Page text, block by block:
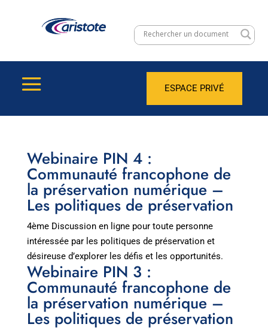
ESPACE PRIVÉ
Webinaire PIN 4 :
Communauté francophone de
la préservation numérique –
Les politiques de préservation
4ème Discussion en ligne pour toute personne
intéressée par les politiques de préservation et
désireuse d’explorer les défis et les opportunités.
Webinaire PIN 3 :
Communauté francophone de
la préservation numérique –
Les politiques de préservation